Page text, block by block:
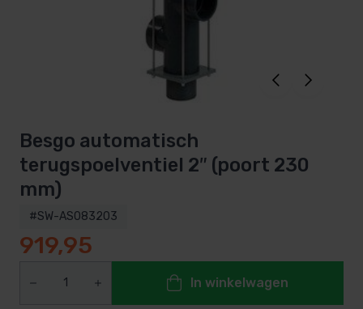
Besgo automatisch
terugspoelventiel 2″ (poort 230
mm)
#SW-AS083203
919,95
In winkelwagen